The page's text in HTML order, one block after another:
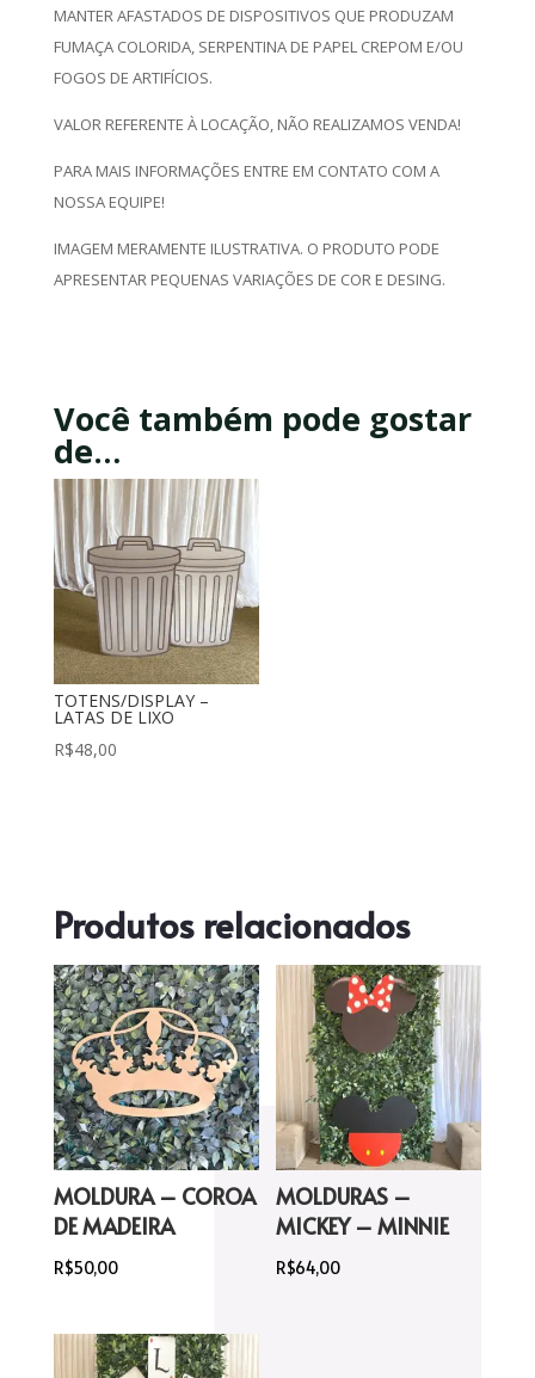
MANTER AFASTADOS DE DISPOSITIVOS QUE PRODUZAM
FUMAÇA COLORIDA, SERPENTINA DE PAPEL CREPOM E/OU
FOGOS DE ARTIFÍCIOS.
VALOR REFERENTE À LOCAÇÃO, NÃO REALIZAMOS VENDA!
PARA MAIS INFORMAÇÕES ENTRE EM CONTATO COM A
NOSSA EQUIPE!
IMAGEM MERAMENTE ILUSTRATIVA. O PRODUTO PODE
APRESENTAR PEQUENAS VARIAÇÕES DE COR E DESING.
Você também pode gostar
de…
TOTENS/DISPLAY –
LATAS DE LIXO
R$48,00
Produtos relacionados
MOLDURA – COROA
DE MADEIRA
R$50,00
MOLDURAS –
MICKEY – MINNIE
R$64,00